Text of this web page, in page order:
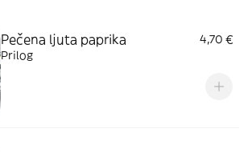
Pečena ljuta paprika
4,70 €
Prilog